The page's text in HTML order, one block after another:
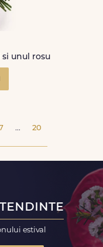
unul rosu
... 20
estival